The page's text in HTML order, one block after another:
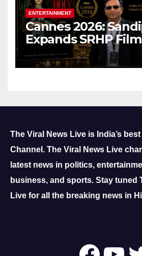
ENTERTAINMENT
Cannes 2026:
Expands SRHP
Reach
The Viral News Live is India’s
Channel. The Viral News Live
latest news in politics,
business, and sports. Stay tuned
Live for all the breaking news in